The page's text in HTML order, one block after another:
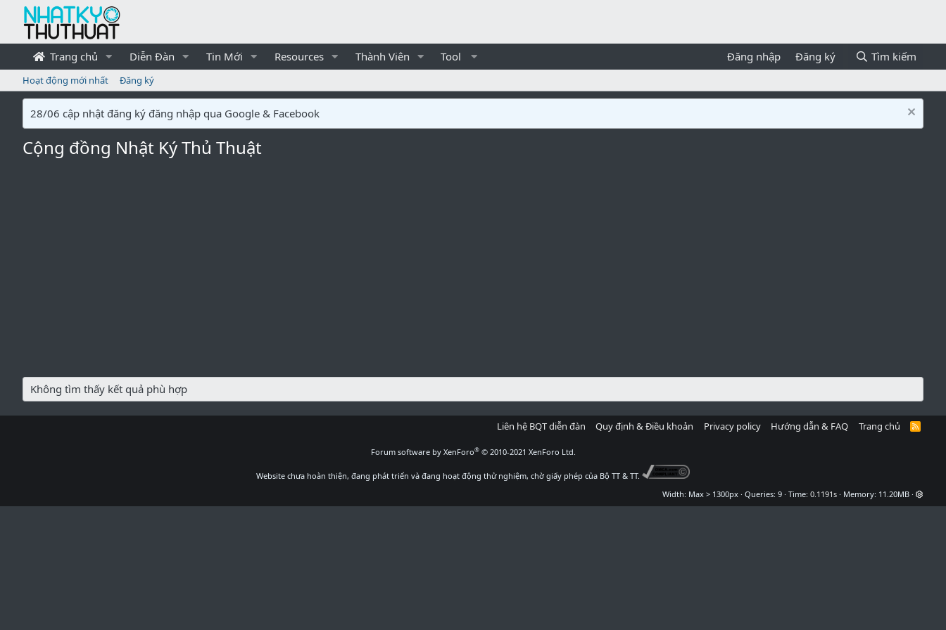
Trang chủ Diễn Đàn Tin Mới Resources Thành Viên Tool Đăng nhập Đăng ký Tìm kiếm
Hoạt động mới nhất Đăng ký
28/06 cập nhật đăng ký đăng nhập qua Google & Facebook
Cộng đồng Nhật Ký Thủ Thuật
Không tìm thấy kết quả phù hợp
Liên hệ BQT diễn đàn Quy định & Điều khoản Privacy policy Hướng dẫn & FAQ Trang chủ
R
S
Forum software by XenForo® © 2010-2021 XenForo Ltd.
Website chưa hoàn thiện, đang phát triển và đang hoạt động thử nghiệm, chờ giấy phép của Bộ TT & TT.
Width
Queries 9 Time 0.1191s Memory 11.20MB